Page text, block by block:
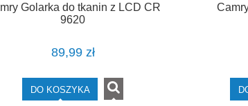
Golarka do tkanin z LCD CR
9620
89,99 zł
DO KOSZYKA